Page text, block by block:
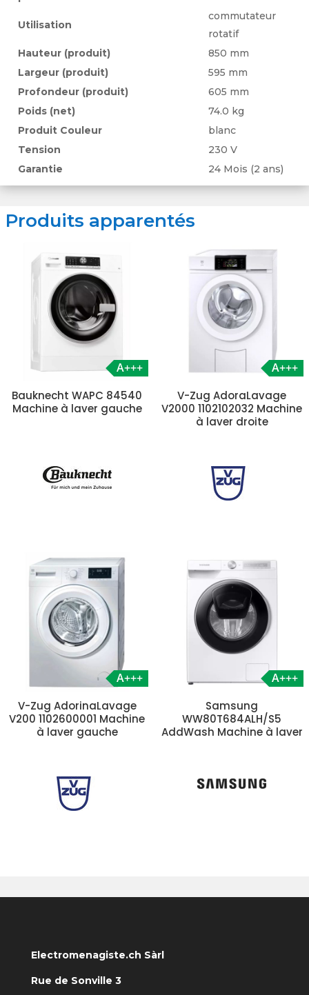
Utilisation
commutateur
rotatif
Hauteur (produit)
850 mm
Largeur (produit)
595 mm
Profondeur (produit)
605 mm
Poids (net)
74.0 kg
Produit Couleur
blanc
Tension
230 V
Garantie
24 Mois (2 ans)
Produits apparentés
A+++
Bauknecht WAPC 84540
Machine à laver gauche
A+++
V-Zug AdoraLavage
V2000 1102102032 Machine
à laver droite
A+++
V-Zug AdorinaLavage
V200 1102600001 Machine
à laver gauche
A+++
Samsung
WW80T684ALH/S5
AddWash Machine à laver
Electromenagiste.ch Sàrl
Rue de Sonville 3